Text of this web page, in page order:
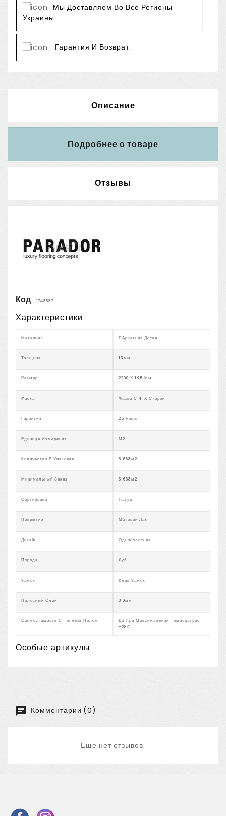
Мы Доставляем Во Все Регионы
Украины
Гарантия И Возврат.
Описание
Подробнее о товаре
Отзывы
Код 1748887
Характеристики
Материал ПАркетная Доска
Толщина 13мм
Размер 2200 Х 185 Мм
Фаска Фаска С 4-Х Сторон
Гарантия 25 Років
Единица Измерения М2
Количество В Упаковке 3,663м2
Минимальный Заказ 3,663м2
Сортировка Натур
Покрытие Матовий Лак
Дизайн Однополосная
Порода Дуб
Замок Клик Замок
Полезный Слой 3.6мм
Совместимость С Теплым Полом
Да При Максимальной Температуре
+28С
Особые артикулы
Комментарии (0)
Еще нет отзывов.